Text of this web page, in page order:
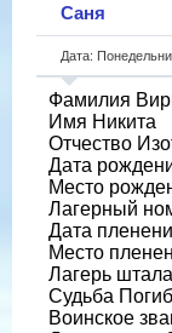
Саня
Дата:
Фамилия
Имя Никита
Отчество
Дата
Место
Лагерный
Дата
Место
Лагерь
Судьба
Воинское